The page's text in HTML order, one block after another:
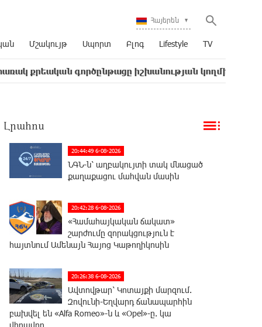
Հայերեն
Մշակույթ Սպորտ Բլոգ Lifestyle TV
իշխանության կողմից քաղաքական
Լրահոս
20:44:49 6-08-2026
ՆԳՆ-ն՝ աղբակույտի տակ մնացած
քաղաքացու մահվան մասին
20:42:28 6-08-2026
«Համահայկական ճակատ»
շարժումը զորակցություն է
հայտնում Ամենայն Հայոց Կաթողիկոսին
20:26:38 6-08-2026
Ավտովթար՝ Կոտայքի մարզում.
Զովունի-Եղվարդ ճանապարհին
բախվել են «Alfa Romeo»-ն և «Opel»-ը. կա
վիրավոր